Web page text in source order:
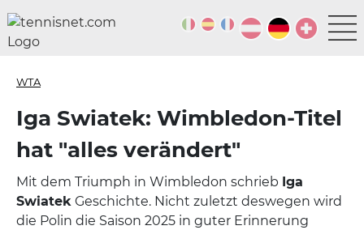
WTA
Iga Swiatek: Wimbledon-Titel
hat "alles verändert"
Mit dem Triumph in Wimbledon schrieb Iga
Swiatek Geschichte. Nicht zuletzt deswegen wird
die Polin die Saison 2025 in guter Erinnerung